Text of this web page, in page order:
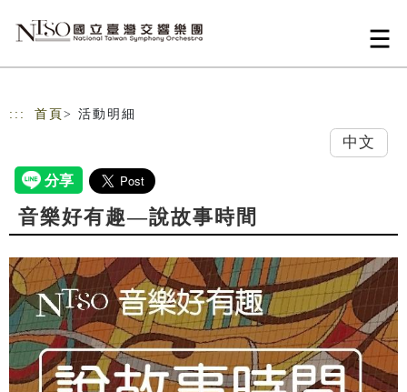
::: 首頁 > 活動明細
中文
音樂好有趣—說故事時間